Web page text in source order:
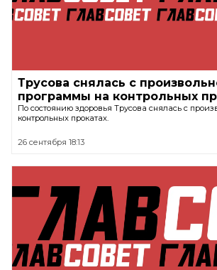
Трусова снялась с
программы на контрольных
По состоянию здоровья Трусова снялась с
контрольных прокатах.
26 сентября 18:13